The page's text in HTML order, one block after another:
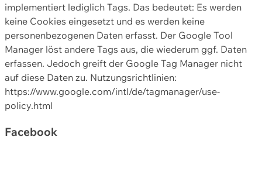
implementiert lediglich Tags. Das bedeutet: Es werden
keine Cookies eingesetzt und es werden keine
personenbezogenen Daten erfasst. Der Google Tool
Manager löst andere Tags aus, die wiederum ggf. Daten
erfassen. Jedoch greift der Google Tag Manager nicht
auf diese Daten zu. Nutzungsrichtlinien:
https://www.google.com/intl/de/tagmanager/use-
policy.html
Facebook